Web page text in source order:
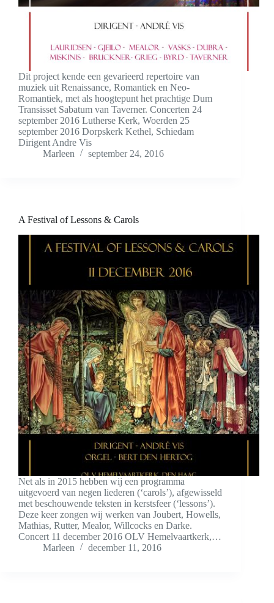
Dit project kende een gevarieerd repertoire van
muziek uit Renaissance, Romantiek en Neo-
Romantiek, met als hoogtepunt het prachtige Dum
Transisset Sabatum van Taverner. Concerten 24
september 2016 Lutherse Kerk, Woerden 25
september 2016 Dorpskerk Kethel, Schiedam
Dirigent Andre Vis
Marleen
september 24, 2016
A Festival of Lessons & Carols
Net als in 2015 hebben wij een programma
uitgevoerd van negen liederen (‘carols’), afgewisseld
met beschouwende teksten in kerstsfeer (‘lessons’).
Deze keer zongen wij werken van Joubert, Howells,
Mathias, Rutter, Mealor, Willcocks en Darke.
Concert 11 december 2016 OLV Hemelvaartkerk,…
Marleen
december 11, 2016